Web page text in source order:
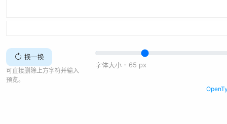
换一换
可直接删除上方字符并输入
预览。
字体大小 - 65 px